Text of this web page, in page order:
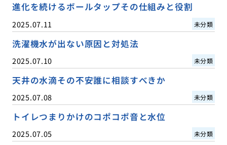
進化を続けるボールタップその仕組みと役割
2025.07.11 未分類
洗濯機水が出ない原因と対処法
2025.07.10 未分類
天井の水滴その不安誰に相談すべきか
2025.07.08 未分類
トイレつまりかけのコポコポ音と水位
2025.07.05 未分類